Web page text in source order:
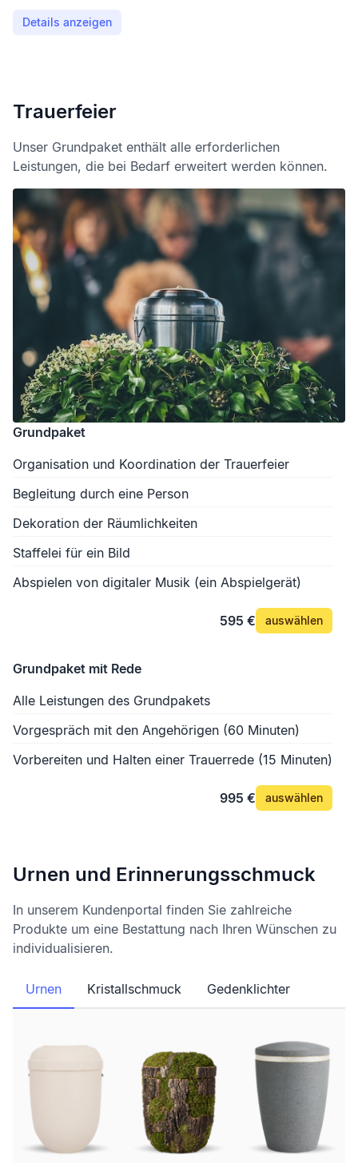
Details anzeigen
Trauerfeier
Unser Grundpaket enthält alle erforderlichen
Leistungen, die bei Bedarf erweitert werden können.
Grundpaket
Organisation und Koordination der Trauerfeier
Begleitung durch eine Person
Dekoration der Räumlichkeiten
Staffelei für ein Bild
Abspielen von digitaler Musik (ein Abspielgerät)
595 € auswählen
Grundpaket mit Rede
Alle Leistungen des Grundpakets
Vorgespräch mit den Angehörigen (60 Minuten)
Vorbereiten und Halten einer Trauerrede (15 Minuten)
995 € auswählen
Urnen und Erinnerungsschmuck
In unserem Kundenportal finden Sie zahlreiche
Produkte um eine Bestattung nach Ihren Wünschen zu
individualisieren.
Urnen Kristallschmuck Gedenklichter